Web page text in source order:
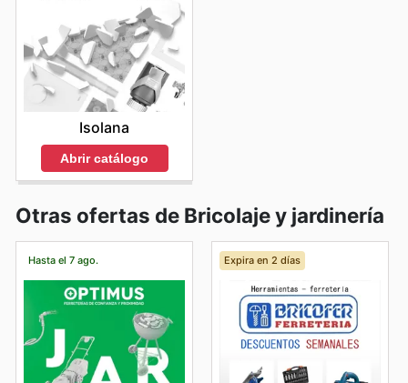
Isolana
Abrir catálogo
Otras ofertas de Bricolaje y jardinería
Hasta el 7 ago. Expira en 2 días